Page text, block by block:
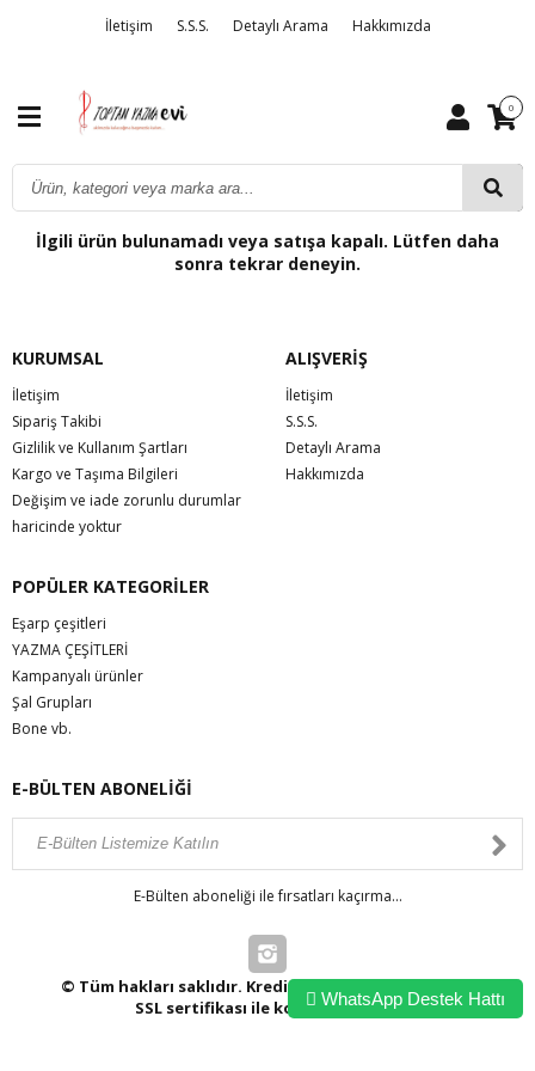
İletişim S.S.S. Detaylı Arama Hakkımızda
0
İlgili ürün bulunamadı veya satışa kapalı. Lütfen daha
sonra tekrar deneyin.
KURUMSAL
İletişim
Sipariş Takibi
Gizlilik ve Kullanım Şartları
Kargo ve Taşıma Bilgileri
Değişim ve iade zorunlu durumlar
haricinde yoktur
ALIŞVERİŞ
İletişim
S.S.S.
Detaylı Arama
Hakkımızda
POPÜLER KATEGORİLER
Eşarp çeşitleri
YAZMA ÇEŞİTLERİ
Kampanyalı ürünler
Şal Grupları
Bone vb.
E-BÜLTEN ABONELİĞİ
E-Bülten aboneliği ile fırsatları kaçırma...
© Tüm hakları saklıdır. Kredi kartı bilgileriniz 256bit
SSL sertifikası ile korunmaktadır.WhatsApp Destek Hattı